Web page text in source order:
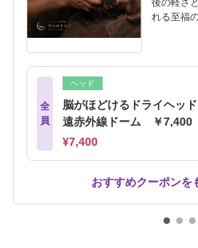
後の軽さ
れる至福
全
員
ヘッド
脳がほどけるドライヘッ
遠赤外線ドーム ￥7,400
¥7,400
おすすめクーポンを